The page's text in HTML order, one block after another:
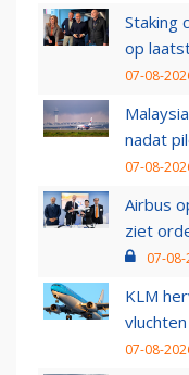
Staking
op
07-08-
nadat
07-08-
Airbus
ziet
07-
KLM
07-08-